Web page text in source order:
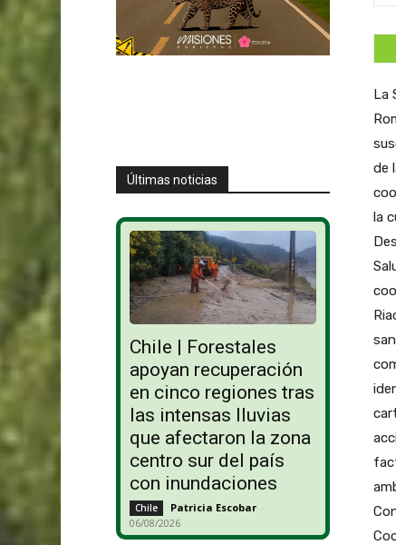
Últimas noticias
Chile | Forestales
apoyan recuperación
en cinco regiones tras
las intensas lluvias
que afectaron la zona
centro sur del país
con inundaciones
Chile Patricia Escobar -
06/08/2026
La
de
la